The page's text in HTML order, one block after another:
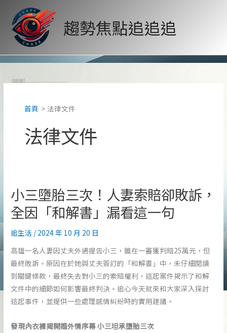
內
趨勢焦點追追追
首頁 法律文件
法律文件
小三墮胎三次！人妻索賠卻敗訴，
全因「和解書」漏看這一句
追生活 / 2024 年 10 月 20 日
高雄一名人妻因丈夫外遇提告小三，雖在一審獲判賠25萬元，但
最終敗訴。原因在於她與丈夫簽訂的「和解書」中，未仔細閱讀
到關鍵條款，最終失去對小三的索賠權利。這起案件揭示了和解
文件中的細節如何影響最終判決。追心今天就來和大家深入探討
這起事件，並提供一些處理感情糾紛時的實用建議。
發現內衣褲揭開婚外情序幕 小三坦承墮胎三次